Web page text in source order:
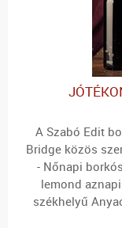
A Szabó Edit
Bridge közös
- Nőnapi
lemond
székhelyű